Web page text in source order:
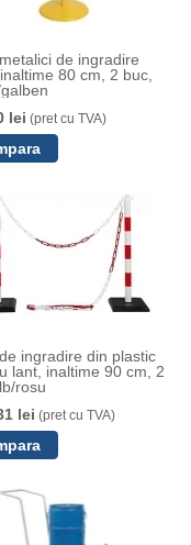
de ingradire
80 cm, 2 buc,
lei (pret cu TVA)
ingradire din plastic
lant, inaltime 90 cm, 2
rosu
lei (pret cu TVA)